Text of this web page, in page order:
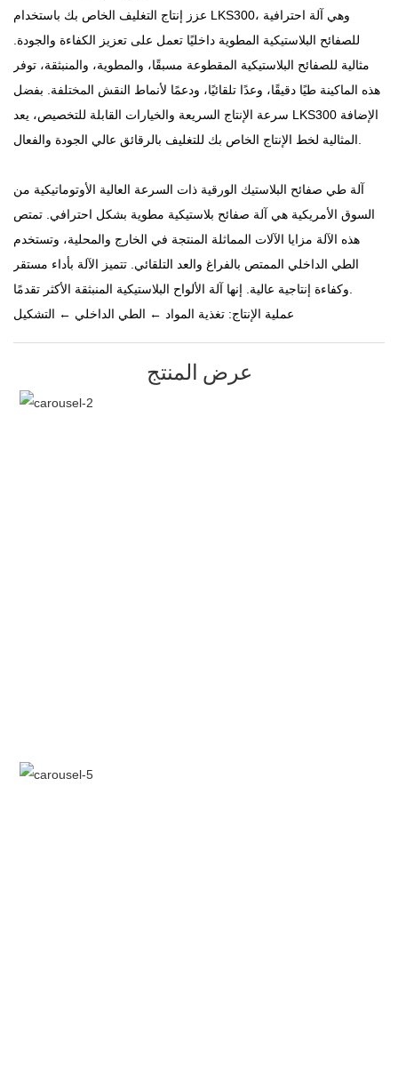
عزز إنتاج التغليف الخاص بك باستخدام LKS300، وهي آلة احترافية
للصفائح البلاستيكية المطوية داخليًا تعمل على تعزيز الكفاءة والجودة.
مثالية للصفائح البلاستيكية المقطوعة مسبقًا، والمطوية، والمنبثقة، توفر
هذه الماكينة طيًا دقيقًا، وعدًا تلقائيًا، ودعمًا لأنماط النقش المختلفة. بفضل
سرعة الإنتاج السريعة والخيارات القابلة للتخصيص، يعد LKS300 الإضافة
المثالية لخط الإنتاج الخاص بك للتغليف بالرقائق عالي الجودة والفعال.
آلة طي صفائح البلاستيك الورقية ذات السرعة العالية الأوتوماتيكية من
السوق الأمريكية هي آلة صفائح بلاستيكية مطوية بشكل احترافي. تمتص
هذه الآلة مزايا الآلات المماثلة المنتجة في الخارج والمحلية، وتستخدم
الطي الداخلي الممتص بالفراغ والعد التلقائي. تتميز الآلة بأداء مستقر
وكفاءة إنتاجية عالية. إنها آلة الألواح البلاستيكية المنبثقة الأكثر تقدمًا.
عملية الإنتاج: تغذية المواد ← الطي الداخلي ← التشكيل
عرض المنتج